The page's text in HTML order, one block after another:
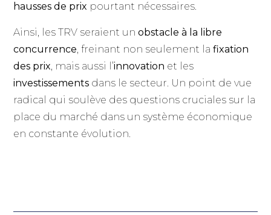
hausses de prix pourtant nécessaires.
Ainsi, les TRV seraient unobstacle à la libre
concurrence, freinant non seulement lafixation
des prix, mais aussi l’innovation et les
investissements dans le secteur. Un point de vue
radical qui soulève des questions cruciales sur la
place du marché dans un système économique
en constante évolution.